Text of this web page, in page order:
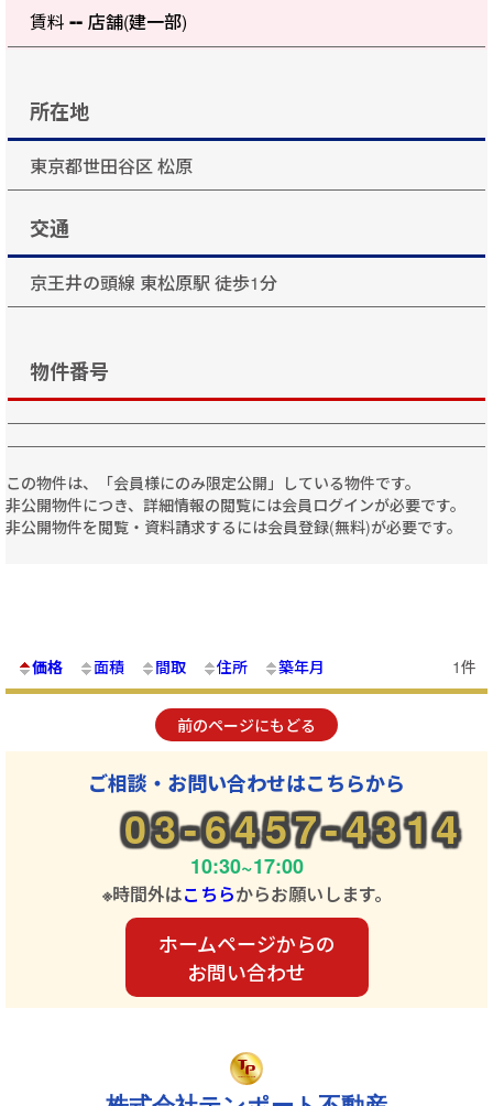
賃料 -- 店舗(建一部)
所在地
東京都世田谷区 松原
交通
京王井の頭線 東松原駅 徒歩1分
物件番号
この物件は、「会員様にのみ限定公開」している物件です。
非公開物件につき、詳細情報の閲覧には会員ログインが必要です。
非公開物件を閲覧・資料請求するには会員登録(無料)が必要です。
価格 面積 間取 住所 築年月 1件
前のページにもどる
ご相談・お問い合わせはこちらから
03-6457-4314
10:30~17:00
※時間外はこちらからお願いします。
ホームページからの
お問い合わせ